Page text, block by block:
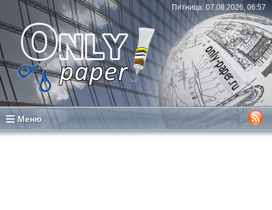
Пятница, 07.08.2026, 06:57
Меню